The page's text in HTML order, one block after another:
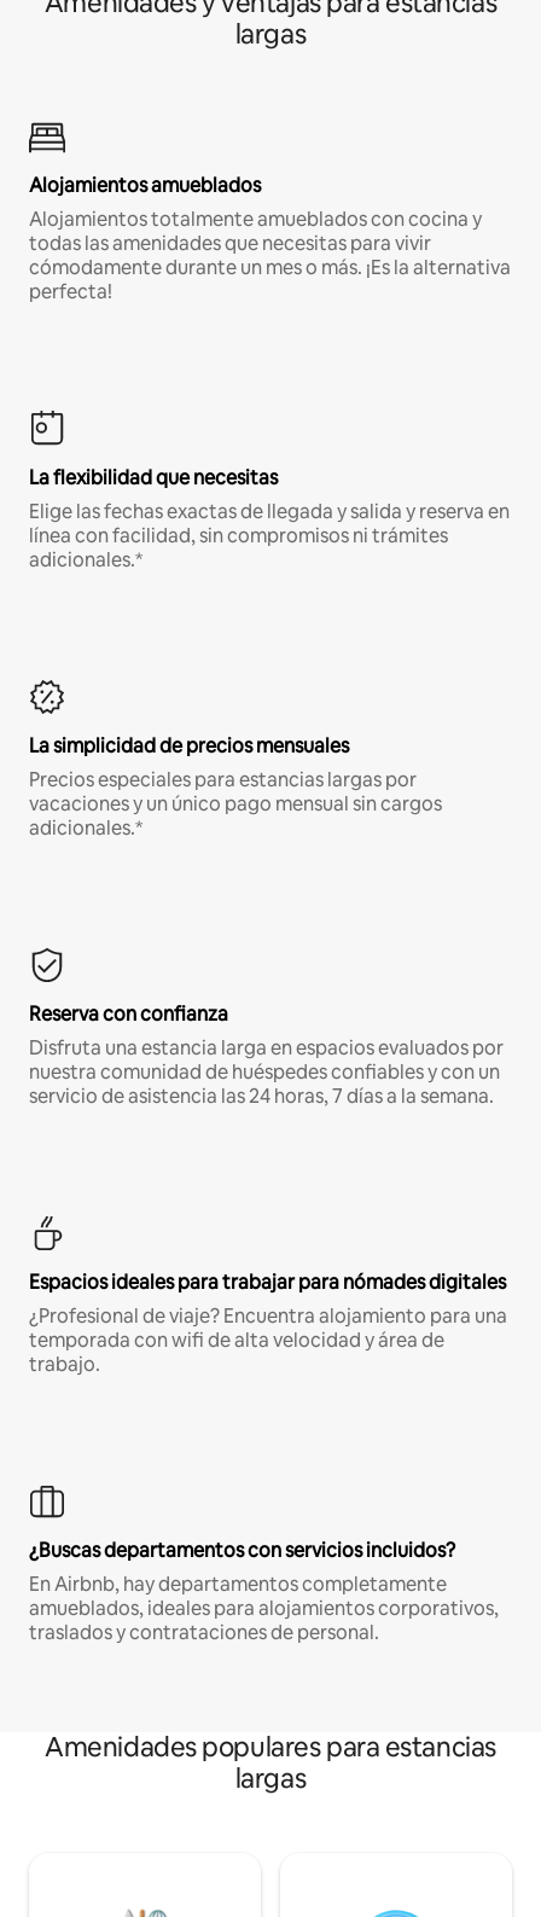
largas
Alojamientos amueblados
Alojamientos totalmente amueblados con cocina y
todas las amenidades que necesitas para vivir
cómodamente durante un mes o más. ¡Es la alternativa
perfecta!
La flexibilidad que necesitas
Elige las fechas exactas de llegada y salida y reserva en
línea con facilidad, sin compromisos ni trámites
adicionales.*
La simplicidad de precios mensuales
Precios especiales para estancias largas por
vacaciones y un único pago mensual sin cargos
adicionales.*
Reserva con confianza
Disfruta una estancia larga en espacios evaluados por
nuestra comunidad de huéspedes confiables y con un
servicio de asistencia las 24 horas, 7 días a la semana.
Espacios ideales para trabajar para nómades digitales
¿Profesional de viaje? Encuentra alojamiento para una
temporada con wifi de alta velocidad y área de
trabajo.
¿Buscas departamentos con servicios incluidos?
En Airbnb, hay departamentos completamente
amueblados, ideales para alojamientos corporativos,
traslados y contrataciones de personal.
Amenidades populares para estancias
largas